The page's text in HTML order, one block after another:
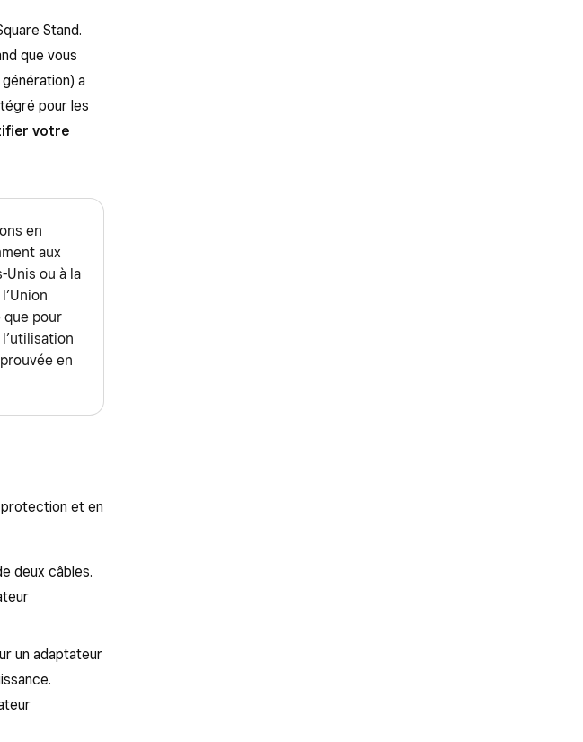
Stand.
que vous
a
pour les
votre
en
aux
Unis ou à la
que pour
en
protection et en
deux câbles.
un adaptateur